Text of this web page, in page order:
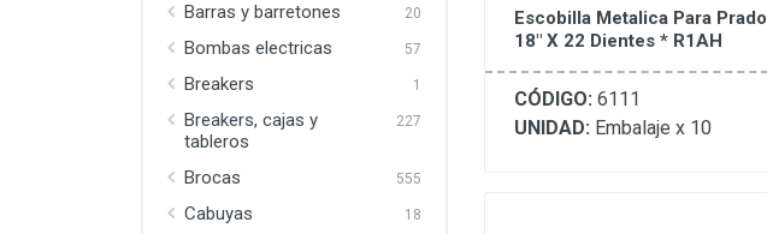
Barras y barretones 20
Bombas electricas 57
Breakers 1
Breakers, cajas y
tableros
227
Brocas 555
Cabuyas 18
Escobilla Metalica Para Prado
18" X 22 Dientes * R1AH
CÓDIGO: 6111
UNIDAD: Embalaje x 10